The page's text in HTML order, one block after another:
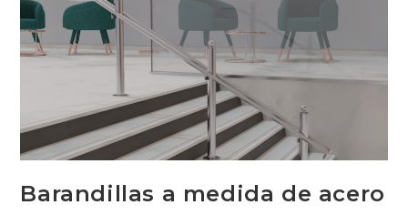
Barandillas a medida de acero